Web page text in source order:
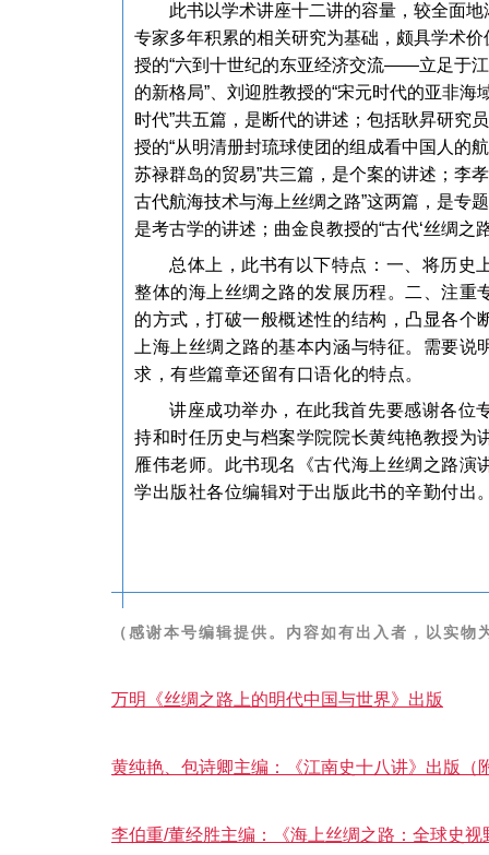
此书以学术讲座十二讲的容量，较全面
专家多年积累的相关研究为基础，颇具学术
授的“六到十世纪的东亚经济交流——立足于
的新格局”、刘迎胜教授的“宋元时代的亚非
时代”共五篇，是断代的讲述；包括耿昇研究
授的“从明清册封琉球使团的组成看中国人的
苏禄群岛的贸易”共三篇，是个案的讲述；李
古代航海技术与海上丝绸之路”这两篇，是专
是考古学的讲述；曲金良教授的“古代‘丝绸之
总体上，此书有以下特点：一、将历史
整体的海上丝绸之路的发展历程。二、注重
的方式，打破一般概述性的结构，凸显各
上海上丝绸之路的基本内涵与特征。需要
求，有些篇章还留有口语化的特点。
讲座成功举办，在此我首先要感谢各位
持和时任历史与档案学院院长黄纯艳教授为
雁伟老师。此书现名《古代海上丝绸之路
学出版社各位编辑对于出版此书的辛勤付出
（感谢本号编辑提供。 内容如有出入者，以实物
万明《丝绸之路上的明代中国与世界》出版
黄纯艳、包诗卿主编：《江南史十八讲》出版（
李伯重/董经胜主编：《海上丝绸之路：全球史